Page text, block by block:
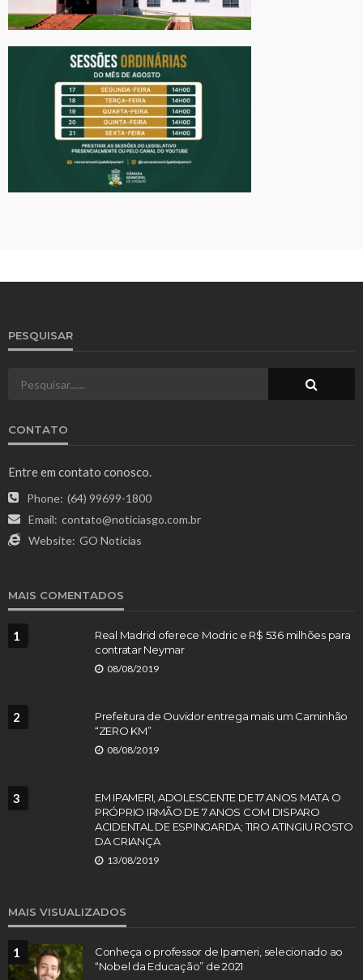
PESQUISAR
CONTATO
Entre em contato conosco.
Phone: (64) 99699-1800
Email: contato@noticiasgo.com.br
Website: GO Notícias
MAIS COMENTADOS
1
Real Madrid oferece Modric e R$ 536 milhões para
contratar Neymar
08/08/2019
2
Prefeitura de Ouvidor entrega mais um Caminhão
“ZERO KM”
08/08/2019
3
EM IPAMERI, ADOLESCENTE DE 17 ANOS MATA O
PRÓPRIO IRMÃO DE 7 ANOS COM DISPARO
ACIDENTAL DE ESPINGARDA; TIRO ATINGIU ROSTO
DA CRIANÇA
13/08/2019
MAIS VISUALIZADOS
1
Conheça o professor de Ipameri, selecionado ao
“Nobel da Educação” de 2021